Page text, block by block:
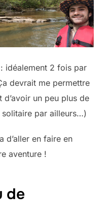
idéalement 2 fois par
devrait me permettre
d’avoir un peu plus de
par ailleurs…)
d’aller en faire en
aventure !
de